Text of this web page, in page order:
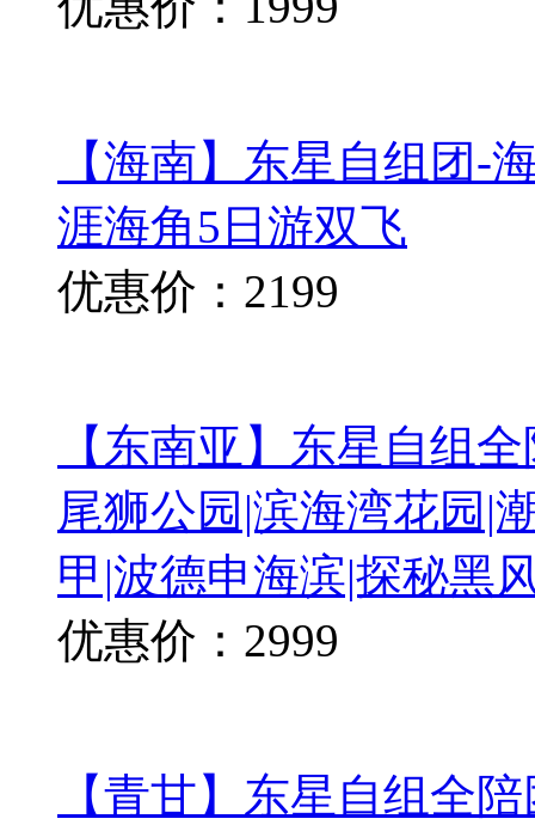
【海南】东星自组团-
涯海角5日游双飞
优惠价：2199
【东南亚】东星自组
尾狮公园|滨海湾花园|
甲|波德申海滨|探秘黑
优惠价：2999
【青甘】东星自组全